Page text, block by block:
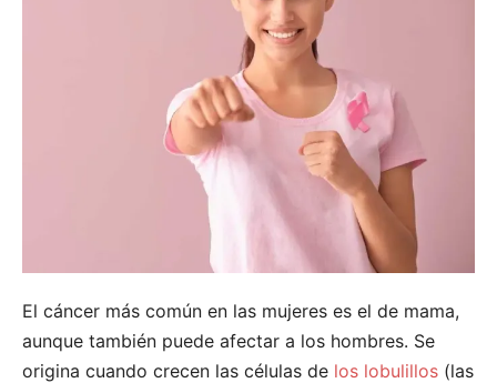
El cáncer más común en las mujeres es el de mama,
aunque también puede afectar a los hombres. Se
origina cuando crecen las células de los lobulillos (las